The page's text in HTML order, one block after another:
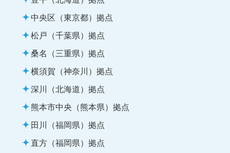
中央区（東京都）拠点
松戸（千葉県）拠点
桑名（三重県）拠点
横須賀（神奈川）拠点
深川（北海道）拠点
熊本市中央（熊本県）拠点
田川（福岡県）拠点
直方（福岡県）拠点